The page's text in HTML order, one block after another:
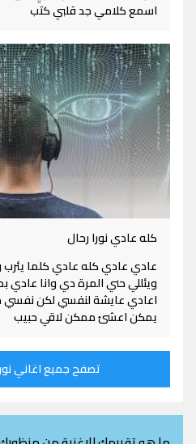
اسمع كلامي جد قلبي كتب
كله عادي نورا رحال
عادي عادي كله عادي كلما يئرب
ويئللي حني المرة دي وانا عادي
اعادي عايشة لنفسي لكن نفسي
يمكن اعشئ ممكن لاقي حبيب
تصفح جميع اغاني نورا